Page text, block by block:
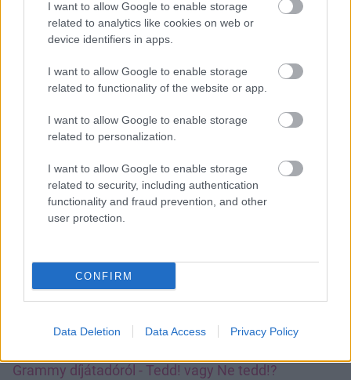
I want to allow Google to enable storage
related to analytics like cookies on web or
device identifiers in apps.
I want to allow Google to enable storage
related to functionality of the website or app.
I want to allow Google to enable storage
related to personalization.
I want to allow Google to enable storage
related to security, including authentication
functionality and fraud prevention, and other
user protection.
CONFIRM
Data Deletion Data Access Privacy Policy
Rihanna 2014-ben
Grammy díjátadóról - Tedd! vagy Ne tedd!?